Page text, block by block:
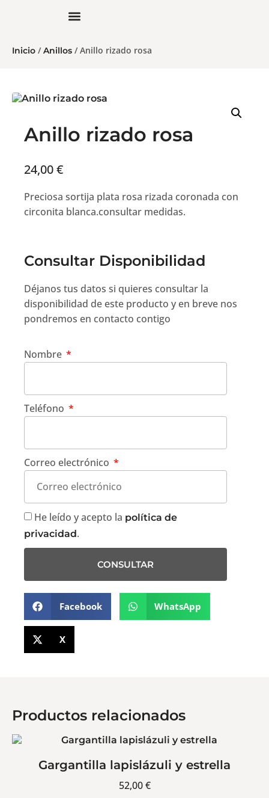
Inicio /Anillos / Anillo rizado rosa
Anillo rizado rosa
24,00€
Preciosa sortija plata rosa rizada coronada con
circonita blanca.consultar medidas.
Consultar Disponibilidad
Déjanos tus datos si quieres consultar la
disponibilidad de este producto y en breve nos
pondremos en contacto contigo
Nombre
Teléfono
Correo electrónico
He leído y acepto la política de
privacidad.
CONSULTAR
Facebook WhatsApp
X
Productos relacionados
Gargantilla lapislázuli y estrella
52,00€